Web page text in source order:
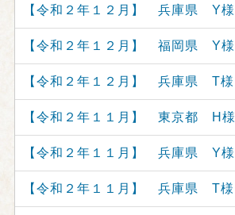
【令和２年１２月】 兵庫県 Y様
【令和２年１２月】 福岡県 Y様
【令和２年１２月】 兵庫県 T様
【令和２年１１月】 東京都 H様
【令和２年１１月】 兵庫県 Y様
【令和２年１１月】 兵庫県 T様